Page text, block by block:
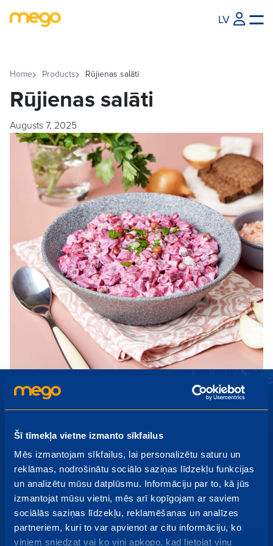
Šī tīmekļa vietne izmanto sīkfailus
Mēs izmantojam sīkfailus, lai personalizētu saturu un
reklāmas, nodrošinātu sociālo saziņas līdzekļu funkcijas
un analizētu mūsu datplūsmu. Informāciju par to, kā jūs
izmantojat mūsu vietni, mēs arī kopīgojam ar saviem
sociālās saziņas līdzekļu, reklamēšanas un analīzes
partneriem, kuri to var apvienot ar citu informāciju, ko
viņiem sniedzat vai ko viņi apkopo, kad lietojat viņu
LV
Home Products Rūjienas salāti
Rūjienas salāti
Augusts 7, 2025
Piesakies Mego jaunumiem
Akcijas, izpārdošanas, jauni produkti - uzzini pirmais par
jaumumiem!
Pieteikties